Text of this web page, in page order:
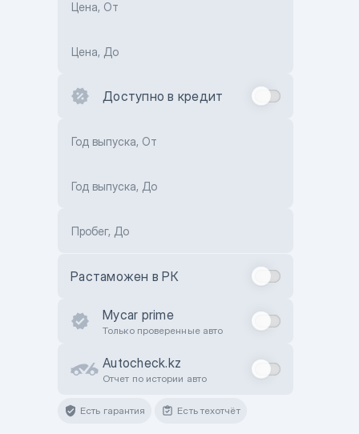
Цена, От
Цена, До
Доступно в кредит
Год выпуска, От
Год выпуска, До
Пробег, До
Растаможен в РК
Mycar prime
Только проверенные авто
Autocheck.kz
Отчет по истории авто
Есть гарантия Есть техотчёт